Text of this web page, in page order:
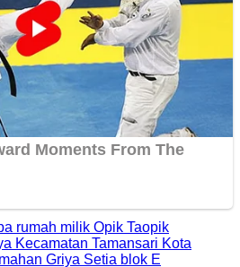
rumah milik Opik Taopik
Kecamatan Tamansari Kota
Griya Setia blok E